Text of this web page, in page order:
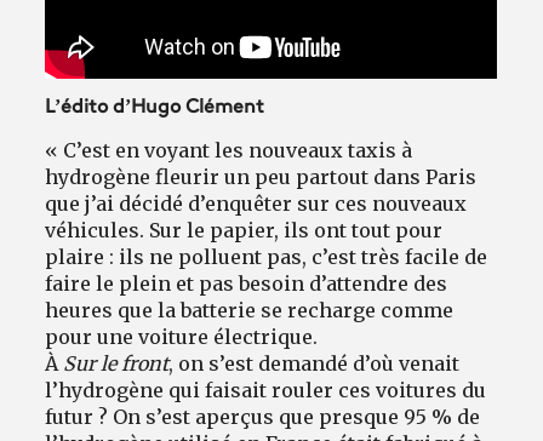
L’édito d’Hugo Clément
« C’est en voyant les nouveaux taxis à
hydrogène fleurir un peu partout dans Paris
que j’ai décidé d’enquêter sur ces nouveaux
véhicules. Sur le papier, ils ont tout pour
plaire : ils ne polluent pas, c’est très facile de
faire le plein et pas besoin d’attendre des
heures que la batterie se recharge comme
pour une voiture électrique.
À Sur le front, on s’est demandé d’où venait
l’hydrogène qui faisait rouler ces voitures du
futur ? On s’est aperçus que presque 95 % de